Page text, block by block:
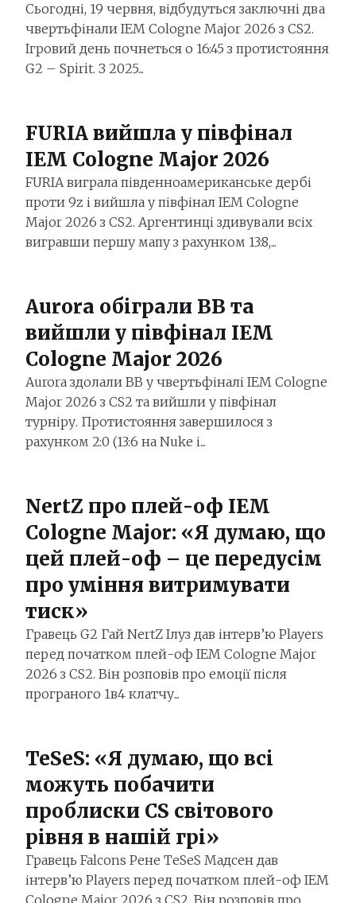
Сьогодні, 19 червня, відбудуться заключні два
чвертьфінали IEM Cologne Major 2026 з CS2.
Ігровий день почнеться о 16:45 з протистояння
G2 – Spirit. З 2025...
FURIA вийшла у півфінал
IEM Cologne Major 2026
FURIA виграла південноамериканське дербі
проти 9z і вийшла у півфінал IEM Cologne
Major 2026 з CS2. Аргентинці здивували всіх
вигравши першу мапу з рахунком 13:8,...
Aurora обіграли BB та
вийшли у півфінал IEM
Cologne Major 2026
Aurora здолали BB у чвертьфіналі IEM Cologne
Major 2026 з CS2 та вийшли у півфінал
турніру. Протистояння завершилося з
рахунком 2:0 (13:6 на Nuke і...
NertZ про плей-оф IEM
Cologne Major: «Я думаю, що
цей плей-оф – це передусім
про уміння витримувати
тиск»
Гравець G2 Гай NertZ Ілуз дав інтерв’ю Players
перед початком плей-оф IEM Cologne Major
2026 з CS2. Він розповів про емоції після
програного 1в4 клатчу...
TeSeS: «Я думаю, що всі
можуть побачити
проблиски CS світового
рівня в нашій грі»
Гравець Falcons Рене TeSeS Мадсен дав
інтерв’ю Players перед початком плей-оф IEM